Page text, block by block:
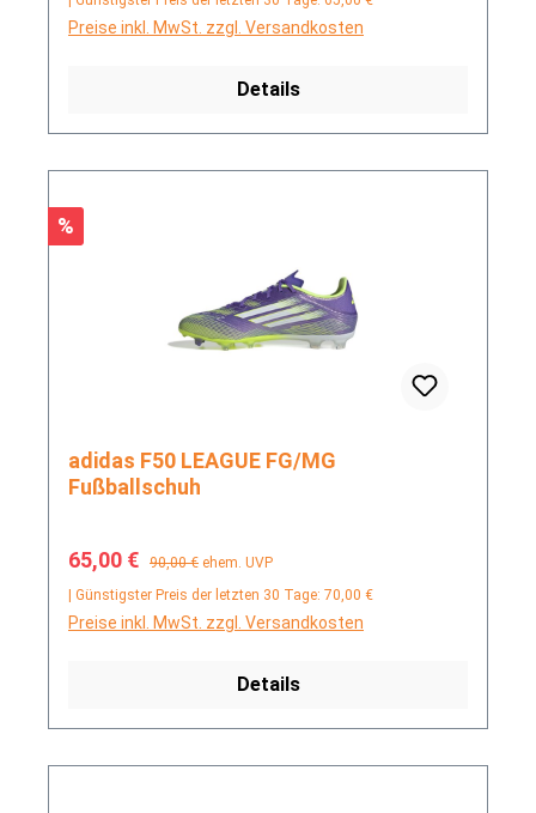
Preise inkl. MwSt. zzgl. Versandkosten
Details
Rabatt
%
adidas F50 LEAGUE FG/MG
Fußballschuh
Verkaufspreis:
65,00 € Regulärer Preis:
90,00 € ehem. UVP
| Günstigster Preis der letzten 30 Tage: 70,00 €
Preise inkl. MwSt. zzgl. Versandkosten
Details